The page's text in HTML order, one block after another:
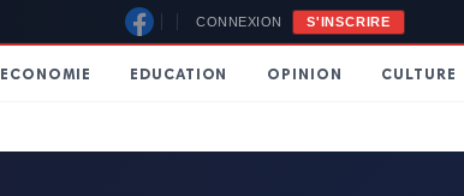
CONNEXION S'INSCRIRE
ECONOMIE EDUCATION OPINION CULTURE